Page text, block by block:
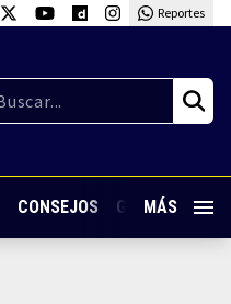
Reportes
CONSEJOS GUARDIA
MÁS